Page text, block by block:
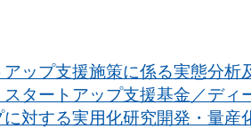
アップ支援施策に係る実態分
スタートアップ支援基金／デ
対する実用化研究開発・量